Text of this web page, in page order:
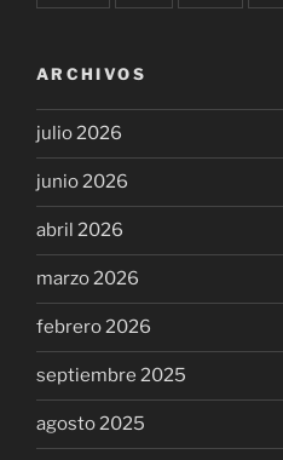
ARCHIVOS
julio 2026
junio 2026
abril 2026
marzo 2026
febrero 2026
septiembre 2025
agosto 2025